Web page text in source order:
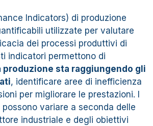
Indicators) di produzione
utilizzate per valutare
dei processi produttivi di
indicatori permettono di
produzione sta raggiungendo gli
, identificare aree di inefficienza
per migliorare le prestazioni. I
possono variare a seconda delle
industriale e degli obiettivi